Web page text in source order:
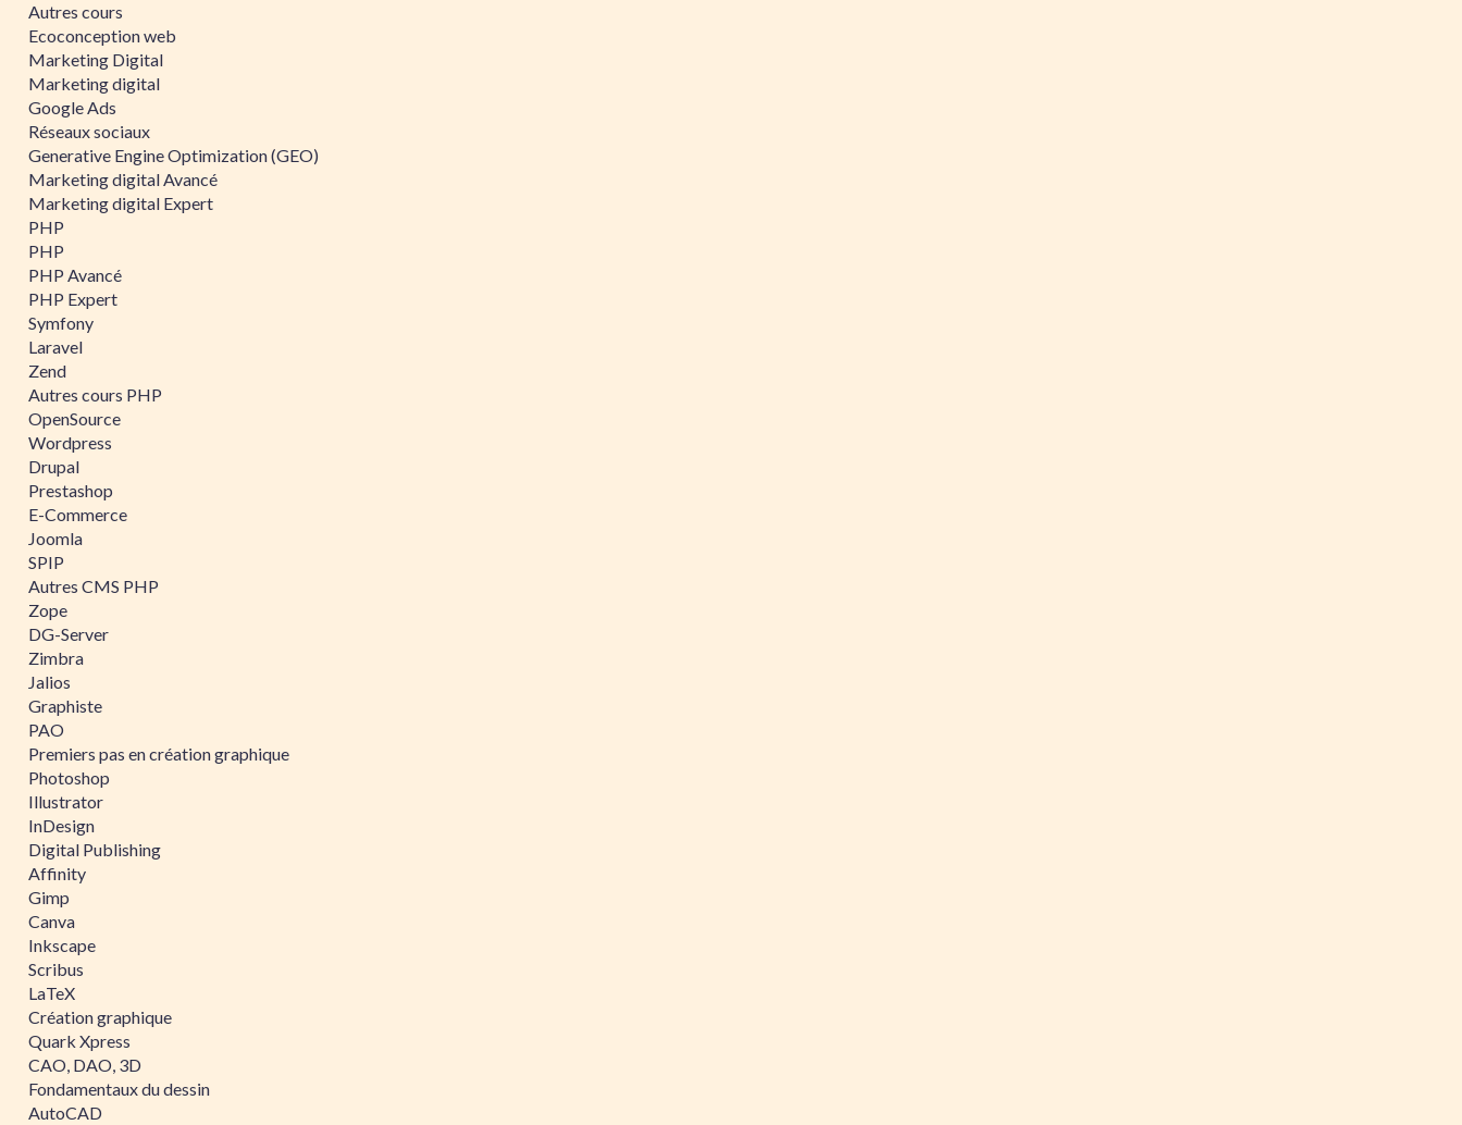
Autres cours
Ecoconception web
Marketing Digital
Marketing digital
Google Ads
Réseaux sociaux
Generative Engine Optimization (GEO)
Marketing digital Avancé
Marketing digital Expert
PHP
PHP
PHP Avancé
PHP Expert
Symfony
Laravel
Zend
Autres cours PHP
OpenSource
Wordpress
Drupal
Prestashop
E-Commerce
Joomla
SPIP
Autres CMS PHP
Zope
DG-Server
Zimbra
Jalios
Graphiste
PAO
Premiers pas en création graphique
Photoshop
Illustrator
InDesign
Digital Publishing
Affinity
Gimp
Canva
Inkscape
Scribus
LaTeX
Création graphique
Quark Xpress
CAO, DAO, 3D
Fondamentaux du dessin
AutoCAD